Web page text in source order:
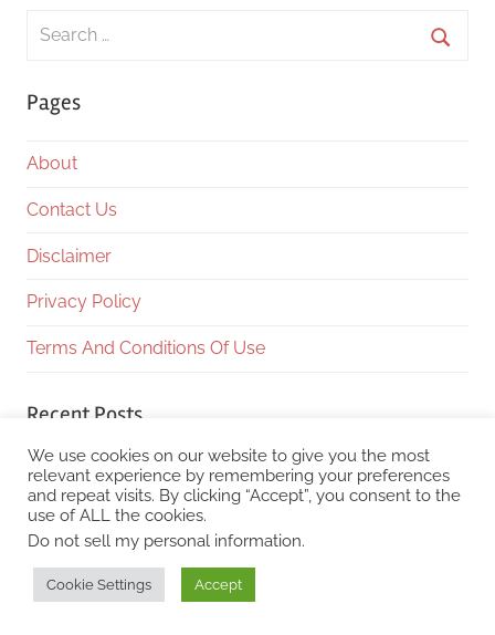
Search
Pages
About
Contact Us
Disclaimer
Privacy Policy
Terms And Conditions Of Use
Recent Posts
Everything you need to know about the Android 18
update
Check out what changes EA Sports FC 27 announces
for its gameplay (video)
We use cookies on our website to give you the most
relevant experience by remembering your preferences
and repeat visits. By clicking “Accept”, you consent to the
use of ALL the cookies.
Do not sell my personal information.
Cookie Settings Accept